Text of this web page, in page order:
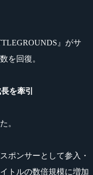
』がサ
を回復。
を牽引
。
ポンサーとして参入・
トルの数倍規模に増加